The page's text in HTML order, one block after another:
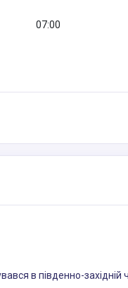
07:00
в південно-